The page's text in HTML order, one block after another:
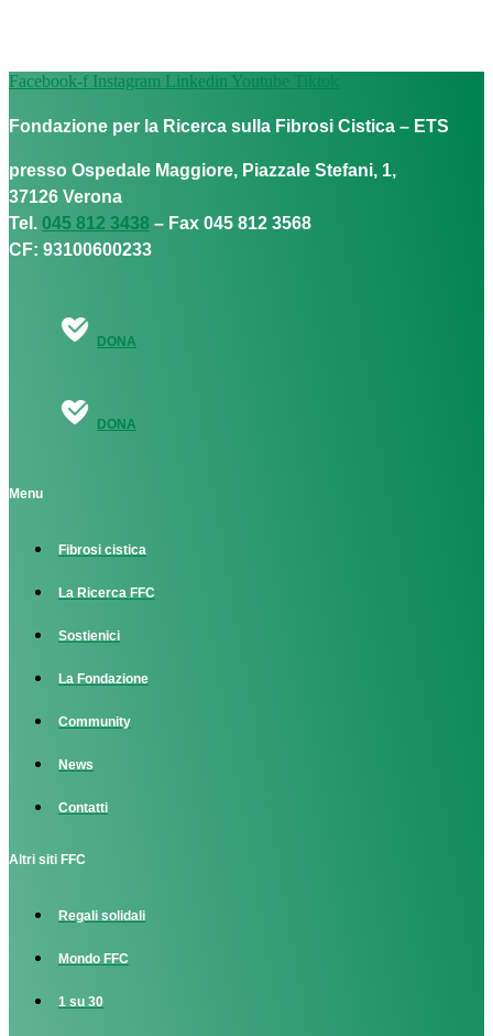
Facebook-f Instagram Linkedin Youtube Tiktok
Fondazione per la Ricerca sulla Fibrosi Cistica – ETS
presso Ospedale Maggiore, Piazzale Stefani, 1,
37126 Verona
Tel. 045 812 3438 – Fax 045 812 3568
CF: 93100600233
DONA
DONA
Menu
Fibrosi cistica
La Ricerca FFC
Sostienici
La Fondazione
Community
News
Contatti
Altri siti FFC
Regali solidali
Mondo FFC
1 su 30